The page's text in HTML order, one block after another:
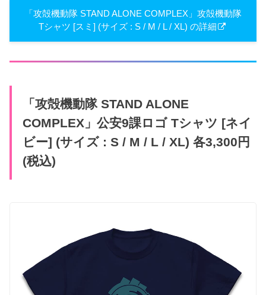
「攻殻機動隊 STAND ALONE COMPLEX」攻殻機動隊
Tシャツ [スミ] (サイズ : S / M / L / XL) の詳細
「攻殻機動隊 STAND ALONE
COMPLEX」公安9課ロゴ Tシャツ [ネイ
ビー] (サイズ : S / M / L / XL) 各3,300円
(税込)